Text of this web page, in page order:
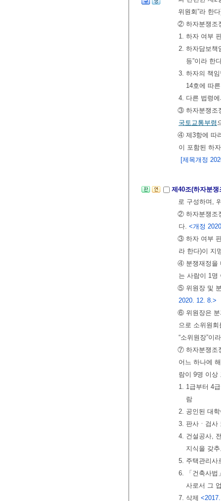
위원회”라 한
② 하자분쟁조
1. 하자 여부
2. 하자담보책
등”이라 한
3. 하자의 책
14호에 따
4. 다른 법령
③ 하자분쟁조
국토교통부령
④ 제3항에 따
이 포함된 하
[제목개정
제40조(하자분
로 구성하며,
② 하자분쟁조
다. <개정
③ 하자 여부 판
라 한다)이 지
④ 분쟁재정을
는 사람이 1
⑤ 위원장 및
2020. 12. 8.>
⑥ 위원장은 분
으로 소위원
“소위원장”이
⑦ 하자분쟁조
어느 하나에
람이 9명 이
1. 1급부터 4
람
2. 공인된 대
3. 판사ㆍ검사
4. 건설공사,
지식을 갖
5. 주택관리사
6. 「건축사법
사로서 그
7. 삭제